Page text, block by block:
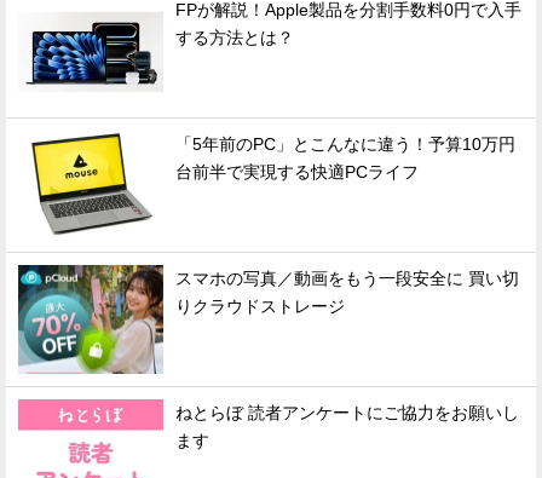
FPが解説！Apple製品を分割手数料0円で入手
する方法とは？
「5年前のPC」とこんなに違う！予算10万円
台前半で実現する快適PCライフ
スマホの写真／動画をもう一段安全に 買い切
りクラウドストレージ
ねとらぼ 読者アンケートにご協力をお願いし
ます